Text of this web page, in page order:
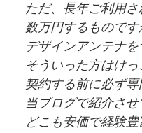
ただ、長年ご利用
数万円するもので
デザインアンテナ
そういった方はけっ
契約する前に必ず専
当ブログで紹介させ
どこも安価で経験豊